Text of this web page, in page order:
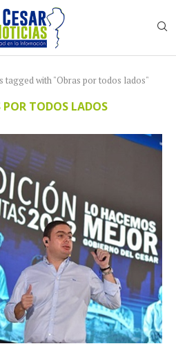
tagged with "Obras por todos lados"
POR TODOS LADOS